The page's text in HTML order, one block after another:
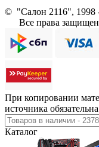
© "Салон 2116", 1998
Все права
При копировании
источника
Каталог